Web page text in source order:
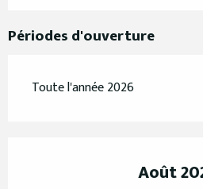
Périodes d'ouverture
Toute l'année 2026
Août